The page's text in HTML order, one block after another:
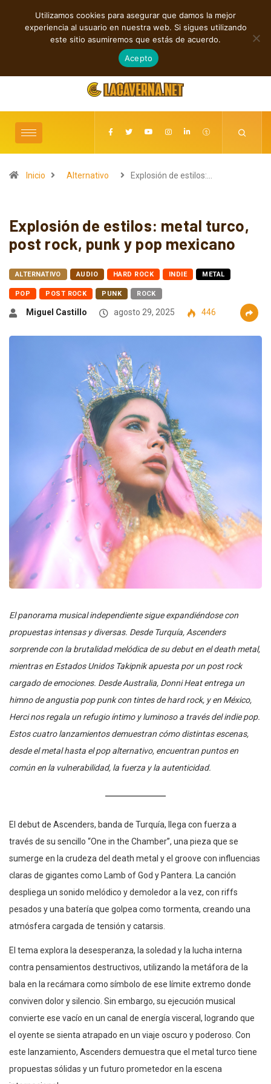
TENDENCIAS
Nueva música independiente: electrónica, post rock y punk
agosto 7, 2026
Inicio Alternativo Explosión de estilos:…
Explosión de estilos: metal turco,
post rock, punk y pop mexicano
ALTERNATIVO AUDIO HARD ROCK INDIE METAL
POP POST ROCK PUNK ROCK
Miguel Castillo agosto 29, 2025 446
El panorama musical independiente sigue expandiéndose con
propuestas intensas y diversas. Desde Turquía, Ascenders
sorprende con la brutalidad melódica de su debut en el death metal,
mientras en Estados Unidos Takipnik apuesta por un post rock
cargado de emociones. Desde Australia, Donni Heat entrega un
himno de angustia pop punk con tintes de hard rock, y en México,
Herci nos regala un refugio íntimo y luminoso a través del indie pop.
Estos cuatro lanzamientos demuestran cómo distintas escenas,
desde el metal hasta el pop alternativo, encuentran puntos en
común en la vulnerabilidad, la fuerza y la autenticidad.
El debut de Ascenders, banda de Turquía, llega con fuerza a
través de su sencillo “One in the Chamber”, una pieza que se
sumerge en la crudeza del death metal y el groove con influencias
claras de gigantes como Lamb of God y Pantera. La canción
despliega un sonido melódico y demoledor a la vez, con riffs
pesados y una batería que golpea como tormenta, creando una
atmósfera cargada de tensión y catarsis.
El tema explora la desesperanza, la soledad y la lucha interna
contra pensamientos destructivos, utilizando la metáfora de la
bala en la recámara como símbolo de ese límite extremo donde
conviven dolor y silencio. Sin embargo, su ejecución musical
convierte ese vacío en un canal de energía visceral, logrando que
el oyente se sienta atrapado en un viaje oscuro y poderoso. Con
este lanzamiento, Ascenders demuestra que el metal turco tiene
propuestas sólidas y un futuro prometedor en la escena
Utilizamos cookies para asegurar que damos la mejor
experiencia al usuario en nuestra web. Si sigues utilizando
este sitio asumiremos que estás de acuerdo.
Acepto